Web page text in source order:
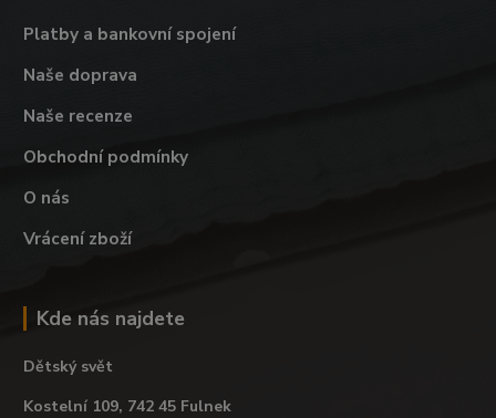
Platby a bankovní spojení
Naše doprava
Naše recenze
Obchodní podmínky
O nás
Vrácení zboží
Kde nás najdete
Dětský svět
Kostelní 109, 742 45 Fulnek